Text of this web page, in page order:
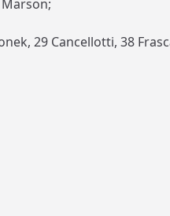
29 Cancellotti, 38